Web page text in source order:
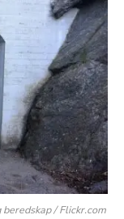
/ Flickr.com